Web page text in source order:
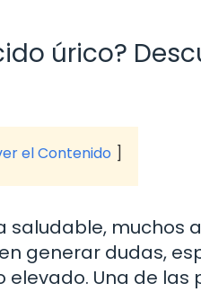
úrico?
el Contenido
muchos
generar dudas,
Una de